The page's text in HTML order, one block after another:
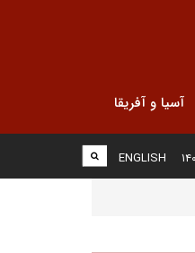
آسیا و آفریقا
ENGLISH